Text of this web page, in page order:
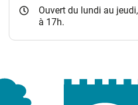
Ouvert du lundi au
à 17h.